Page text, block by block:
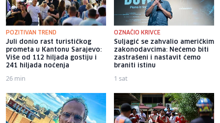
POZITIVAN TREND
Juli donio rast turističkog
prometa u Kantonu Sarajevo:
Više od 112 hiljada gostiju i
241 hiljada noćenja
26 min
OZNAČIO KRIVCE
Suljagić se zahvalio američkim
zakonodavcima: Nećemo biti
zastrašeni i nastavit ćemo
braniti istinu
1 sat